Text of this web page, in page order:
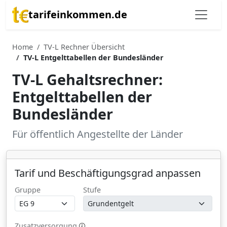
tarifeinkommen.de
Home
TV-L Rechner Übersicht
TV-L Entgelttabellen der Bundesländer
TV-L Gehaltsrechner:
Entgelttabellen der
Bundesländer
Für öffentlich Angestellte der Länder
Tarif und Beschäftigungsgrad anpassen
Gruppe Stufe